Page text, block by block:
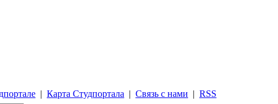
| Карта Студпортала | Связь с нами | RSS